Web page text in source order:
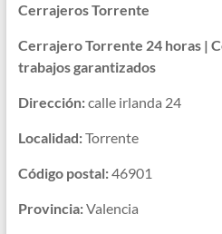
Cerrajeros Torrente
Cerrajero Torrente 24 horas |
trabajos garantizados
Dirección:calle irlanda 24
Localidad:Torrente
Código postal:46901
Provincia:Valencia